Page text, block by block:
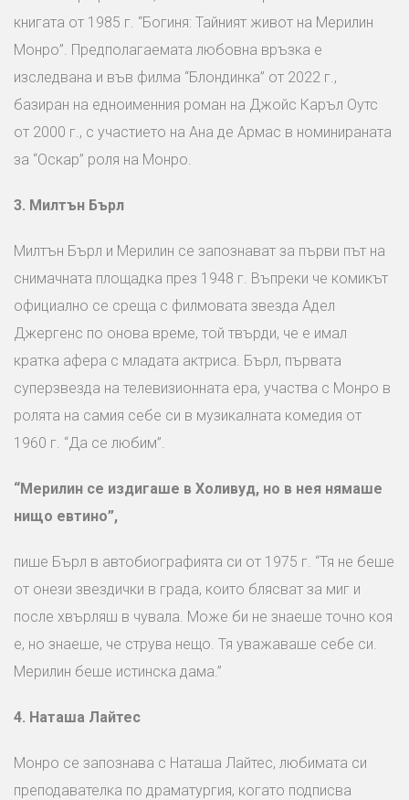
книгата от 1985 г. “Богиня: Тайният живот на Мерилин
Монро”. Предполагаемата любовна връзка е
изследвана и във филма “Блондинка” от 2022 г.,
базиран на едноименния роман на Джойс Каръл Оутс
от 2000 г., с участието на Ана де Армас в номинираната
за “Оскар” роля на Монро.
3. Милтън Бърл
Милтън Бърл и Мерилин се запознават за първи път на
снимачната площадка през 1948 г. Въпреки че комикът
официално се среща с филмовата звезда Адел
Джергенс по онова време, той твърди, че е имал
кратка афера с младата актриса. Бърл, първата
суперзвезда на телевизионната ера, участва с Монро в
ролята на самия себе си в музикалната комедия от
1960 г. “Да се любим”.
“Мерилин се издигаше в Холивуд, но в нея нямаше
нищо евтино”,
пише Бърл в автобиографията си от 1975 г. “Тя не беше
от онези звездички в града, които блясват за миг и
после хвърляш в чувала. Може би не знаеше точно коя
е, но знаеше, че струва нещо. Тя уважаваше себе си.
Мерилин беше истинска дама.”
4. Наташа Лайтес
Монро се запознава с Наташа Лайтес, любимата си
преподавателка по драматургия, когато подписва